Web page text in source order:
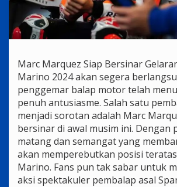
Marc Marquez Siap Bersinar
Marino 2024 akan segera
penggemar balap motor telah
penuh antusiasme. Salah satu
menjadi sorotan adalah Marc
bersinar di awal musim ini. Dengan
matang dan semangat yang
akan memperebutkan posisi
Marino. Fans pun tak sabar untuk
aksi spektakuler pembalap asal